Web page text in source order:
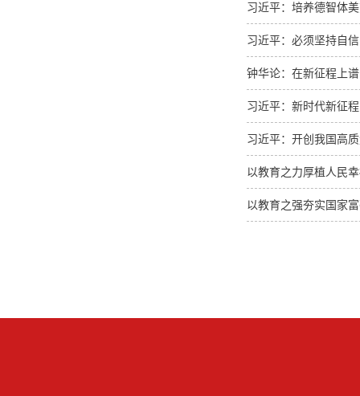
习近平：培养德智体
习近平：必须坚持自
钟华论：在新征程上
习近平：新时代新征
习近平：开创我国高
以教育之力厚植人民
以教育之强夯实国家